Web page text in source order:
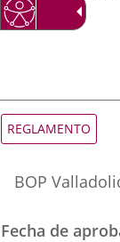
Tipo
de
REGLAMENTO
boletin
BOP
Fecha de